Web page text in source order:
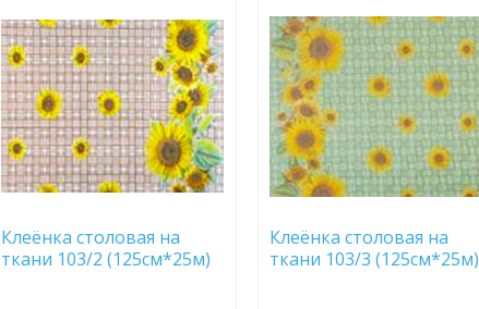
ИЗБРАННОЕ
Клеёнка столовая на
ткани 103/2 (125см*25м)
В
ИЗБРАННОЕ
Клеёнка столовая на
ткани 103/3 (125см*25м)